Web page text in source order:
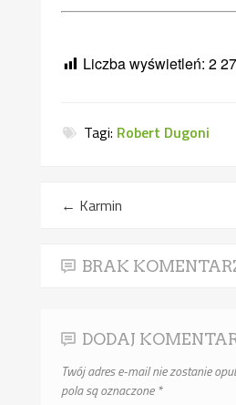
Liczba wyświetleń: 2
Tagi: Robert Dugoni
← Karmin
BRAK
DODAJ
Twój adres e-mail nie zostanie
pola są oznaczone*